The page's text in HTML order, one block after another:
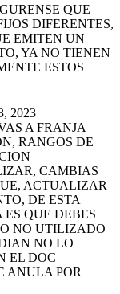
QUE
DIFERENTES,
EMITEN UN
YA NO TIENEN
ESTOS
2023
A FRANJA
RANGOS DE
CAMBIAS
ACTUALIZAR
DE ESTA
QUE DEBES
NO UTILIZADO
NO LO
EL DOC
ANULA POR